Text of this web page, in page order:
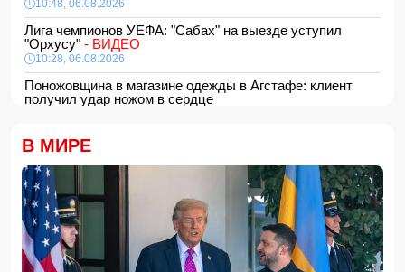
10:48, 06.08.2026
Лига чемпионов УЕФА: "Сабах" на выезде уступил
"Орхусу" - ВИДЕО
10:28, 06.08.2026
Поножовщина в магазине одежды в Агстафе: клиент
получил удар ножом в сердце
Останки пропавшей в Греции туристки нашли в
чемодане
10:00, 06.08.2026
В ООН предрекли резкий рост числа голодающих из-за
Эль-Ниньо
21:48, 05.08.2026
Турция активизирует посредничество в урегулировании
украинского конфликта
В МИРЕ